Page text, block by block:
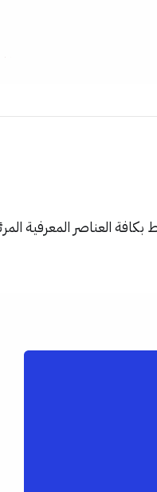
العناصر المعرفية